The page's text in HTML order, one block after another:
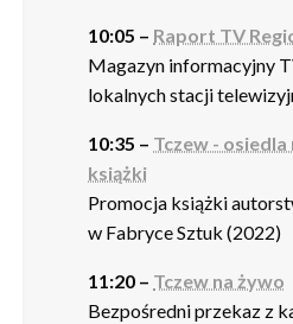
10:05 – Raport TV
Magazyn informacyjny
lokalnych stacji
10:35 – Tczew - osiedla
książki
Promocja książki
w Fabryce Sztuk (2022)
11:20 – Tczew na żywo
Bezpośredni przekaz z